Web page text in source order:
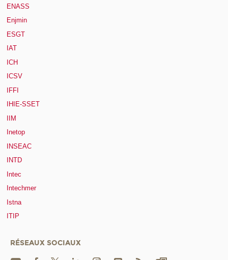
ENASS
Enjmin
ESGT
IAT
ICH
ICSV
IFFI
IHIE-SSET
IIM
Inetop
INSEAC
INTD
Intec
Intechmer
Istna
ITIP
RÉSEAUX SOCIAUX